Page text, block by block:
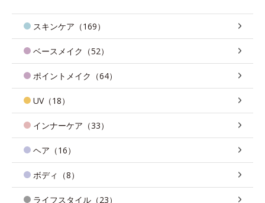
スキンケア（169）
ベースメイク（52）
ポイントメイク（64）
UV（18）
インナーケア（33）
ヘア（16）
ボディ（8）
ライフスタイル（23）